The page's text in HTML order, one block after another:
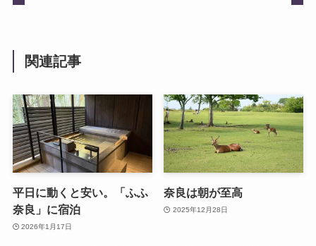
関連記事
平日に動くと安い。「ふふ
奈良」に宿泊
2026年1月17日
奈良は朝が至高
2025年12月28日